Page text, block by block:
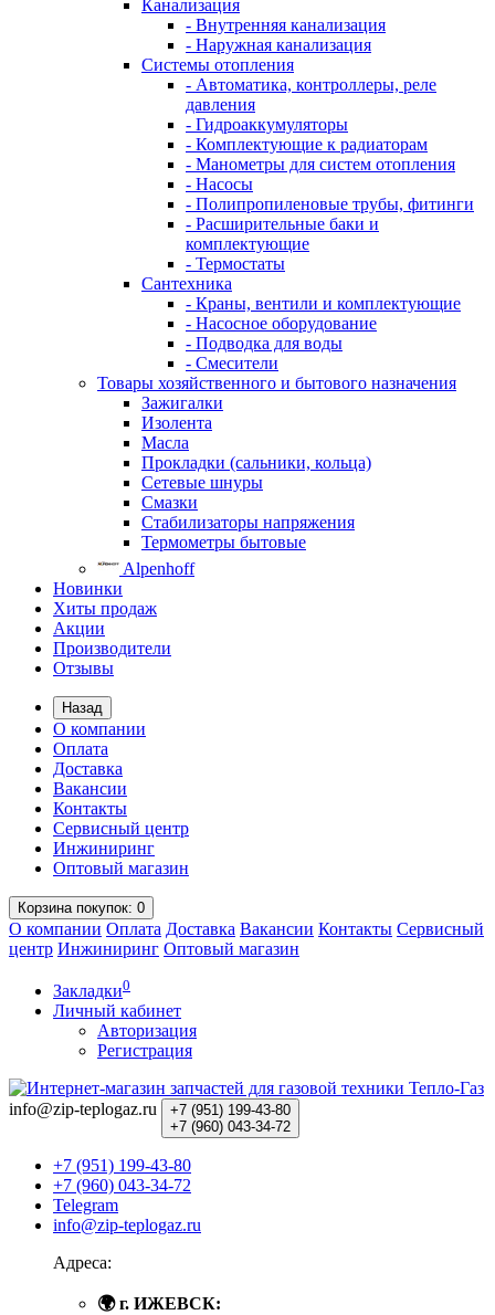
Канализация
- Внутренняя канализация
- Наружная канализация
Системы отопления
- Автоматика, контроллеры, реле
давления
- Гидроаккумуляторы
- Комплектующие к радиаторам
- Манометры для систем отопления
- Насосы
- Полипропиленовые трубы, фитинги
- Расширительные баки и
комплектующие
- Термостаты
Сантехника
- Краны, вентили и комплектующие
- Насосное оборудование
- Подводка для воды
- Смесители
Товары хозяйственного и бытового назначения
Зажигалки
Изолента
Масла
Прокладки (сальники, кольца)
Сетевые шнуры
Смазки
Стабилизаторы напряжения
Термометры бытовые
Alpenhoff
Новинки
Хиты продаж
Акции
Производители
Отзывы
Назад
О компании
Оплата
Доставка
Вакансии
Контакты
Сервисный центр
Инжиниринг
Оптовый магазин
Корзинапокупок: 0
О компании Оплата Доставка Вакансии Контакты Сервисный
центр Инжиниринг Оптовый магазин
Закладки0
Личный кабинет
Авторизация
Регистрация
info@zip-teplogaz.ru +7 (951) 199-43-80
+7 (960) 043-34-72
+7 (951) 199-43-80
+7 (960) 043-34-72
Telegram
info@zip-teplogaz.ru
Адреса:
🌍 г. ИЖЕВСК: